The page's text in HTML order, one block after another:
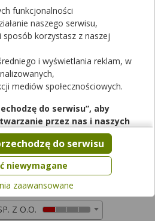
Junior
od apteki
w aptekach
Z O.O.
funkcjonalności
naszego serwisu,
korzystasz z naszej
i wyświetlania reklam, w
mediów społecznościowych.
do serwisu”, aby
przez nas i naszych
w powyższych celach.
jest dobrowolne, a wyrażoną
cofnąć, możesz też wycofać
danych tylko w niektórych
się więcej lub chcesz
szczegółową, to możesz tego
zaawansowanych”.
niewymagane
do serwisu
zaawansowane